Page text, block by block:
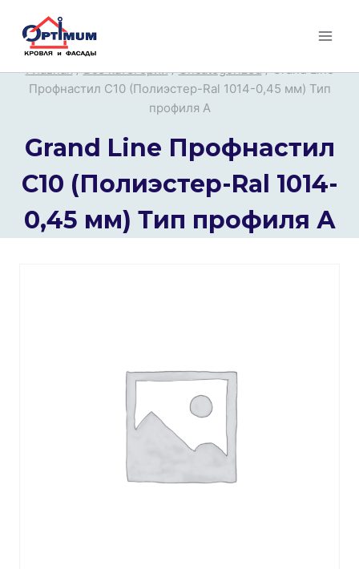
Перейти
Главная / Все категории / Uncategorized / Grand Line
Профнастил С10 (Полиэстер-Ral 1014-0,45 мм) Тип
профиля А
Grand Line Профнастил
С10 (Полиэстер-Ral 1014-
0,45 мм) Тип профиля А